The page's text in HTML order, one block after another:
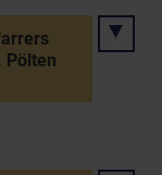
Pölten